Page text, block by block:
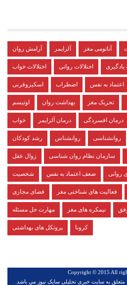
آرامش روان آلزایمر آناتومی مغز
اختلالات خواب اختلالات روانی یادگیری
اسکیزوفرنی اضطراب اعتماد به نفس
اوتیسم بهداشت روان تحریک مغز
خواب درمان آلزایمر درمان افسردگی
رشد کودکان روانشناس روانشناسی
زوال عقل سازمان نظام روان شناسی
شخصیت ضعف اعتماد به نفس روانی
فضای مجازی فعالیت های شناختی مغز
مهارت حل مسئله نیمکره های مغز
پروتکل های بهداشتی کرونا
به سایت خبری تحلیلی سایک نیوز مي باشد.